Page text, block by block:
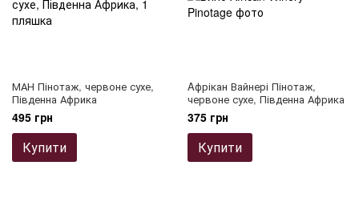
МАН Пінотаж, червоне сухе,
Південна Африка
495 грн
Купити
Aфрікан Вайнері Пінотаж,
червоне сухе, Південна Африка
375 грн
Купити